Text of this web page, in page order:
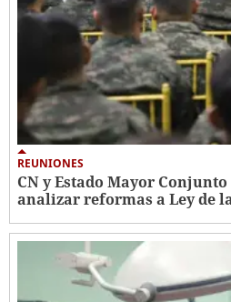
REUNIONES
CN y Estado Mayor
analizar reformas a Ley de